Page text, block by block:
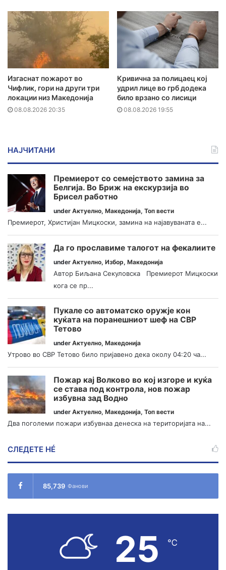
Изгаснат пожарот во
Чифлик, гори на други три
локации низ Македонија
08.08.2026 20:35
Кривична за полицаец кој
удрил лице во грб додека
било врзано со лисици
08.08.2026 19:55
НАЈЧИТАНИ
Премиерот со семејството замина за
Белгија. Во Бриж на екскурзија во
Брисел работно
under Актуелно, Македонија, Топ вести
Премиерот, Христијан Мицкоски, замина на најавуваната е...
Да го прославиме талогот на фекалиите
under Актуелно, Избор, Македонија
Автор Биљана Секуловска Премиерот Мицкоски
кога се пр...
Пукале со автоматско оружје кон
куќата на поранешниот шеф на СВР
Тетово
under Актуелно, Македонија
Утрово во СВР Тетово било пријавено дека околу 04:20 ча...
Пожар кај Волково во кој изгоре и куќа
се става под контрола, нов пожар
избувна зад Водно
under Актуелно, Македонија, Топ вести
Два поголеми пожари избувнаа денеска на територијата на...
СЛЕДЕТЕ НÉ
85,739 Фанови
25 ℃